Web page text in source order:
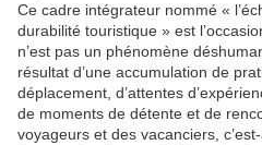
Ce cadre intégrateur nommé «
durabilité touristique » est
n’est pas un phénomène
résultat d’une accumulation de
déplacement, d’attentes
de moments de détente et de
voyageurs et des vacanciers,